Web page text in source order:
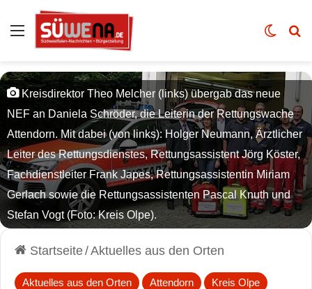
Auswahl Skin
Kreisdirektor Theo Melcher (links) übergab das neue
NEF an Daniela Schröder, die Leiterin der Rettungswache
Attendorn. Mit dabei (von links): Holger Neumann, Ärztlicher
Leiter des Rettungsdienstes, Rettungsassistent Jörg Köster,
Fachdienstleiter Frank Japes, Rettungsassistentin Miriam
Gerlach sowie die Rettungsassistenten Pascal Knuth und
Stefan Vogt (Foto: Kreis Olpe).
Startseite/Aktuelles aus den Orten
Aktuelles aus den Orten Attendorn Kreis Olpe